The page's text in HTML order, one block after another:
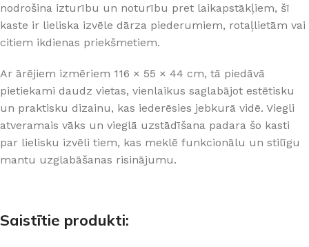
nodrošina izturību un noturību pret laikapstākļiem, šī
kaste ir lieliska izvēle dārza piederumiem, rotaļlietām vai
citiem ikdienas priekšmetiem.
Ar ārējiem izmēriem 116 × 55 × 44 cm, tā piedāvā
pietiekami daudz vietas, vienlaikus saglabājot estētisku
un praktisku dizainu, kas iederēsies jebkurā vidē. Viegli
atveramais vāks un vieglā uzstādīšana padara šo kasti
par lielisku izvēli tiem, kas meklē funkcionālu un stilīgu
mantu uzglabāšanas risinājumu.
Saistītie produkti: